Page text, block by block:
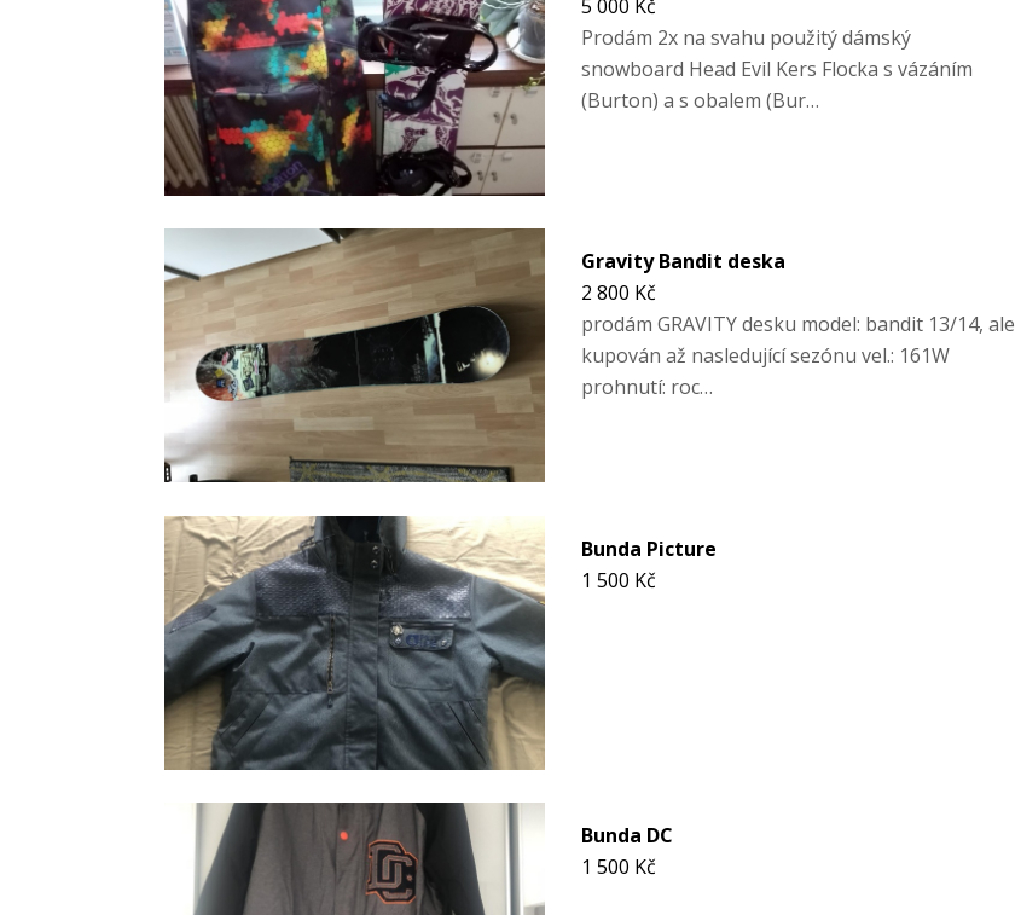
5 000 Kč
Prodám 2x na svahu použitý dámský
snowboard Head Evil Kers Flocka s vázáním
(Burton) a s obalem (Bur…
Gravity Bandit deska
2 800 Kč
prodám GRAVITY desku model: bandit 13/14, ale
kupován až nasledující sezónu vel.: 161W
prohnutí: roc…
Bunda Picture
1 500 Kč
Bunda DC
1 500 Kč